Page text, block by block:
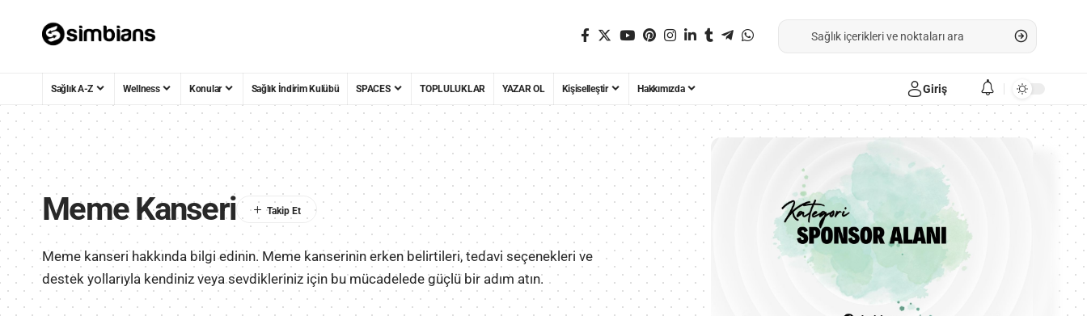
Sağlık A-Z Wellness Konular Sağlık İndirim Kulübü SPACES TOPLULUKLAR YAZAR OL Kişiselleştir Hakkımızda Giriş
Meme Kanseri
Meme kanseri hakkında bilgi edinin. Meme kanserinin erken belirtileri, tedavi seçenekleri ve
destek yollarıyla kendiniz veya sevdikleriniz için bu mücadelede güçlü bir adım atın.